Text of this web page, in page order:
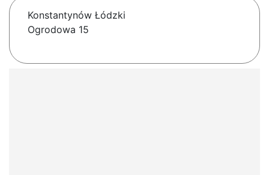
Konstantynów Łódzki
Ogrodowa 15